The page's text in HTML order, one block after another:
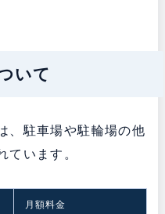
いて
、駐車場や駐輪場の他
ています。
月額料金